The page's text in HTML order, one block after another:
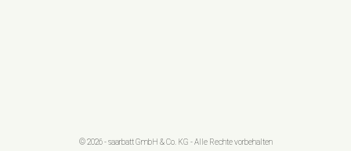
© 2026 - saarbatt GmbH & Co. KG - Alle Rechte vorbehalten